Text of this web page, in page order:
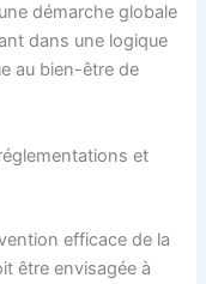
démarche globale
dans une logique
au bien-être de
et
efficace de la
être envisagée à